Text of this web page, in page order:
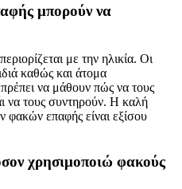
μπορούν να
με την ηλικία. Οι
καθώς και άτομα
να μάθουν πώς να τους
να τους συντηρούν. Η καλή
φακών επαφής είναι εξίσου
χρησιμοποιώ φακούς